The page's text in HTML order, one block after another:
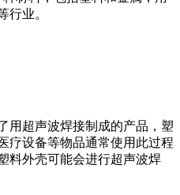
行业。
超声波焊接制成的产品，塑
疗设备等物品通常使用此过程
料外壳可能会进行超声波焊